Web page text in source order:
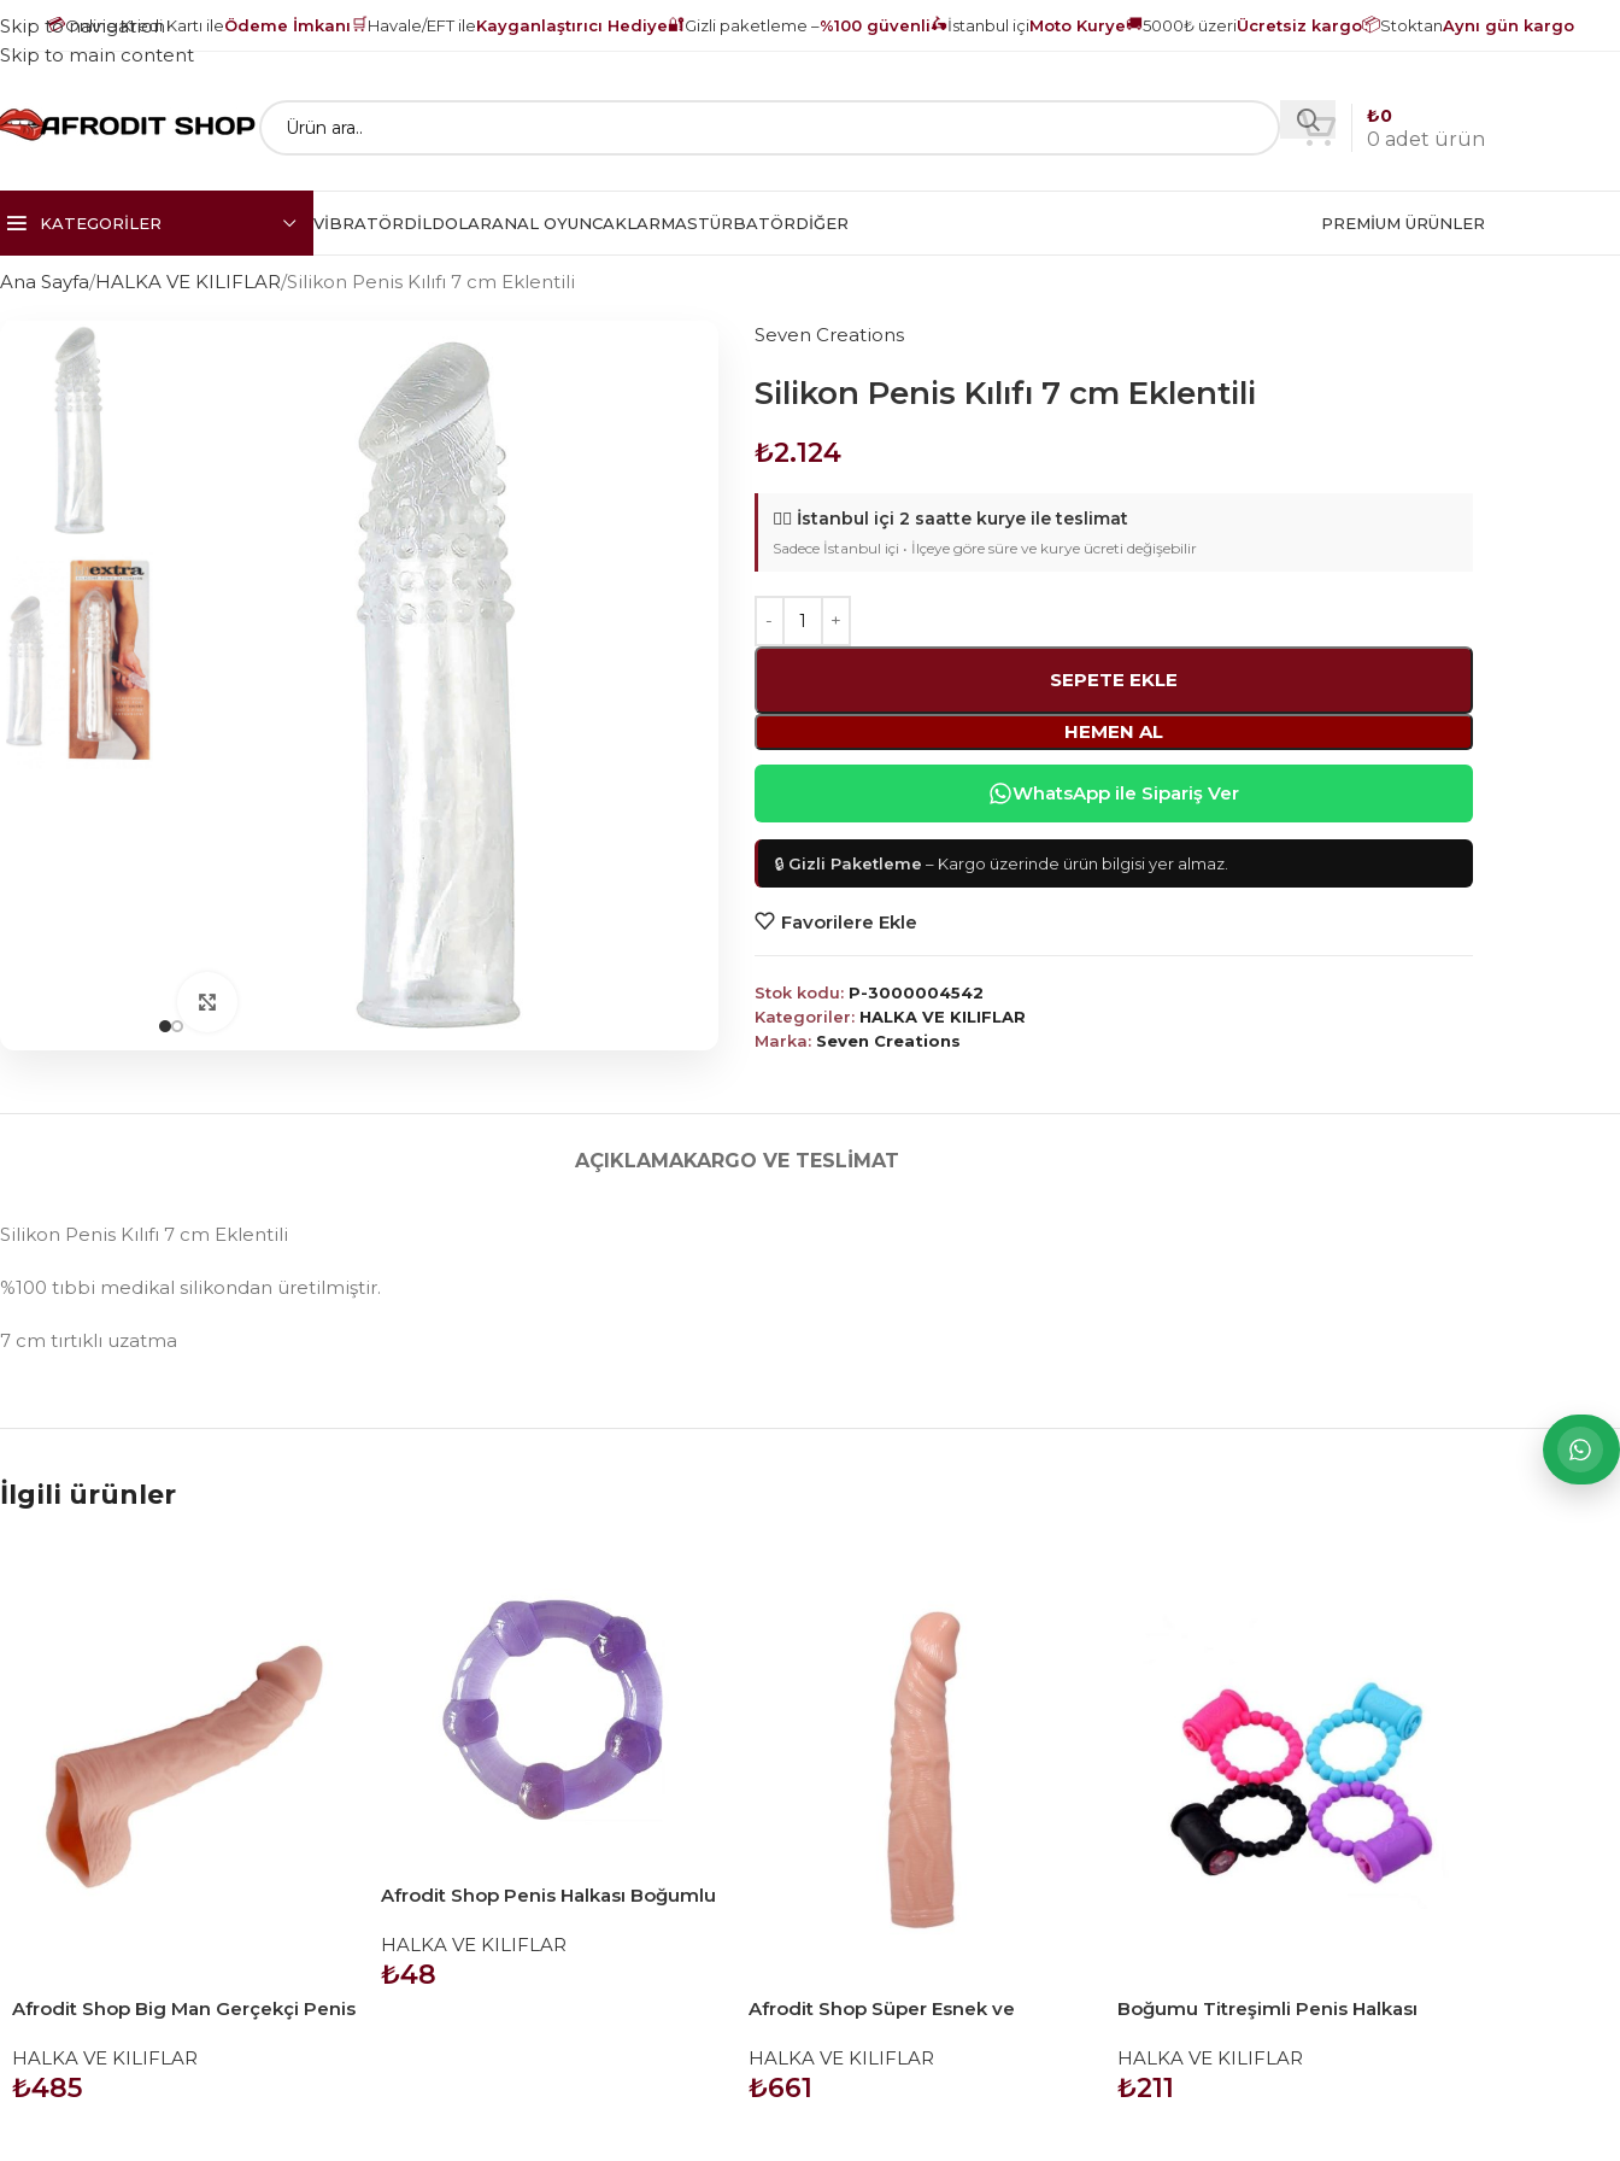
💳Online Kredi Kartı ileÖdeme İmkanı🛒Havale/EFT ileKayganlaştırıcı Hediye🔐Gizli paketleme –%100 güvenli🛵İstanbul içiMoto Kurye🚚5000₺ üzeriÜcretsiz kargo📦StoktanAynı gün kargo
Skip to navigation
Skip to main content
0 adet ürün
₺0
KATEGORILER VIBRATÖRDILDOLARANAL OYUNCAKLARMASTÜRBATÖRDIĞER PREMIUM ÜRÜNLER
Ana Sayfa HALKA VE KILIFLAR Silikon Penis Kılıfı 7 cm Eklentili
Click to enlarge
Seven Creations
Silikon Penis Kılıfı 7 cm Eklentili
₺2.124
🚴‍♂️ İstanbul içi 2 saatte kurye ile teslimat
Sadece İstanbul içi • İlçeye göre süre ve kurye ücreti değişebilir
SEPETE EKLE
HEMEN AL
WhatsApp ile Sipariş Ver
🔒 Gizli Paketleme – Kargo üzerinde ürün bilgisi yer almaz.
Favorilere Ekle
Stok kodu: P-3000004542
Kategoriler: HALKA VE KILIFLAR
Marka: Seven Creations
AÇIKLAMAKARGO VE TESLIMAT
Silikon Penis Kılıfı 7 cm Eklentili
%100 tıbbi medikal silikondan üretilmiştir.
7 cm tırtıklı uzatma
İlgili ürünler
Afrodit Shop Big Man Gerçekçi Penis
HALKA VE KILIFLAR
₺485
Afrodit Shop Penis Halkası Boğumlu
HALKA VE KILIFLAR
₺48
Afrodit Shop Süper Esnek ve
HALKA VE KILIFLAR
₺661
Boğumu Titreşimli Penis Halkası
HALKA VE KILIFLAR
₺211